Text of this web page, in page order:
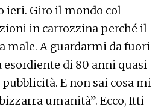
ieri. Giro il mondo col
in carrozzina perché il
male. A guardarmi da fuori
esordiente di 80 anni quasi
E non sai cosa mi
umanità”. Ecco, Itti